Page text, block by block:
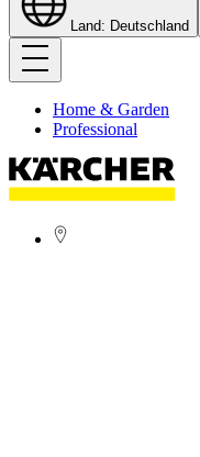
Land: Deutschland
Home & Garden
Professional